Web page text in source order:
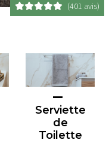
(401 avis)
Serviette
de
Toilette